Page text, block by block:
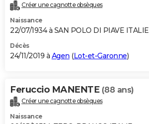
Créer une cagnotte obsèques
Naissance
22/07/1934 à SAN POLO DI PIAVE ITALIE
Décès
24/11/2019 à Agen (Lot-et-Garonne)
Feruccio MANENTE (88 ans)
Créer une cagnotte obsèques
Naissance